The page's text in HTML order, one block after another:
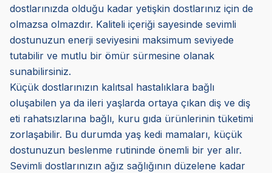
dostlarınızda olduğu kadar yetişkin dostlarınız için de
olmazsa olmazdır. Kaliteli içeriği sayesinde sevimli
dostunuzun enerji seviyesini maksimum seviyede
tutabilir ve mutlu bir ömür sürmesine olanak
sunabilirsiniz.
Küçük dostlarınızın kalıtsal hastalıklara bağlı
oluşabilen ya da ileri yaşlarda ortaya çıkan diş ve diş
eti rahatsızlarına bağlı, kuru gıda ürünlerinin tüketimi
zorlaşabilir. Bu durumda yaş kedi mamaları, küçük
dostunuzun beslenme rutininde önemli bir yer alır.
Sevimli dostlarınızın ağız sağlığının düzelene kadar